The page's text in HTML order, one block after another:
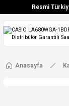
Resmi
Anasayfa